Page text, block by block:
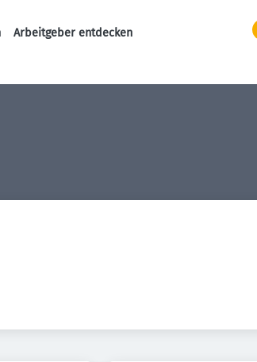
Arbeitgeber entdecken